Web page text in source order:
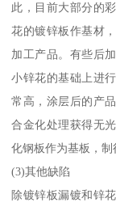
此，目前大部分的
花的镀锌板作基材
加工产品。有些后
小锌花的基础上进
常高，涂层后的产
合金化处理获得无
化钢板作为基板，制
(3)其他缺陷
除镀锌板漏镀和锌